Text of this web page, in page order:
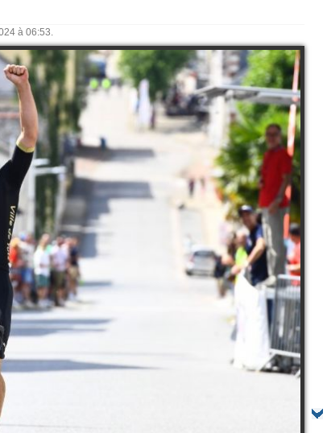
à 06:53.